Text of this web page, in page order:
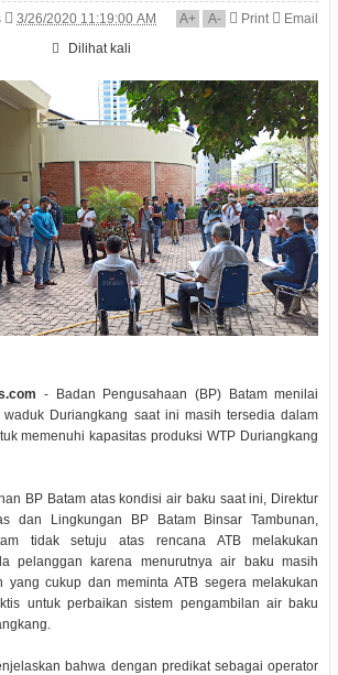
3/26/2020 11:19:00 AM A+ A- Print
Email
Dilihat kali
- Badan Pengusahaan (BP) Batam menilai
Duriangkang saat ini masih tersedia dalam
memenuhi kapasitas produksi WTP Duriangkang
BP Batam atas kondisi air baku saat ini, Direktur
dan Lingkungan BP Batam Binsar Tambunan,
tidak setuju atas rencana ATB melakukan
pelanggan karena menurutnya air baku masih
yang cukup dan meminta ATB segera melakukan
untuk perbaikan sistem pengambilan air baku
bahwa dengan predikat sebagai operator